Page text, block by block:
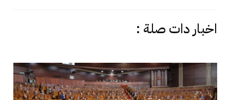
اخبار دات صلة :